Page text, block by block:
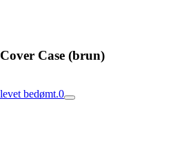
Case (brun)
bedømt.0